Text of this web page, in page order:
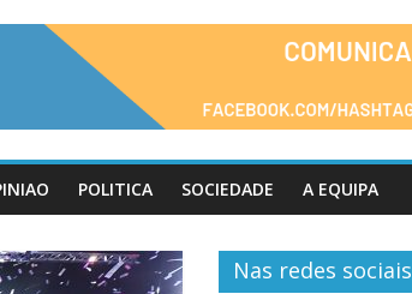
POLITICA SOCIEDADE A EQUIPA
Nas redes sociais